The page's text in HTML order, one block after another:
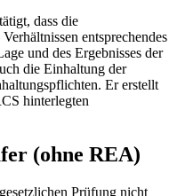
dass die
entsprechendes
und des Ergebnisses der
die Einhaltung der
Er erstellt
hinterlegten
(ohne REA)
Prüfung nicht